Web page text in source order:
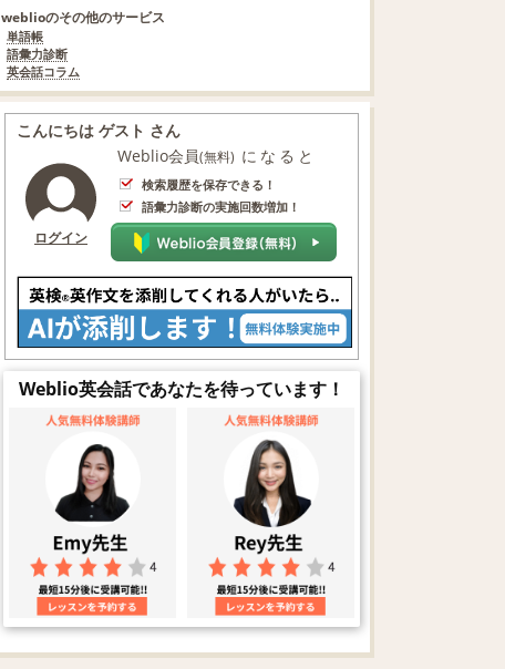
weblioのその他のサービス
単語帳
語彙力診断
英会話コラム
こんにちは ゲスト さん
ログイン
Weblio会員(無料) になると
検索履歴を保存できる！
語彙力診断の実施回数増加！
Weblio英会話であなたを待っています！